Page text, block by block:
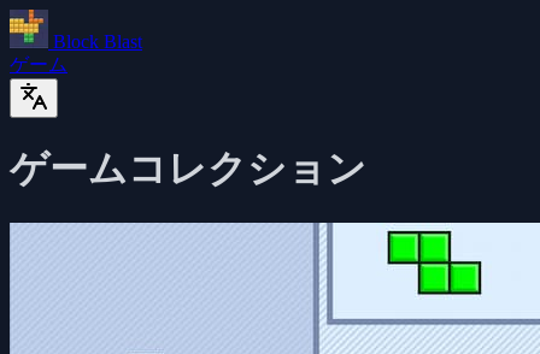
Block Blast
ゲーム
ゲームコレクション